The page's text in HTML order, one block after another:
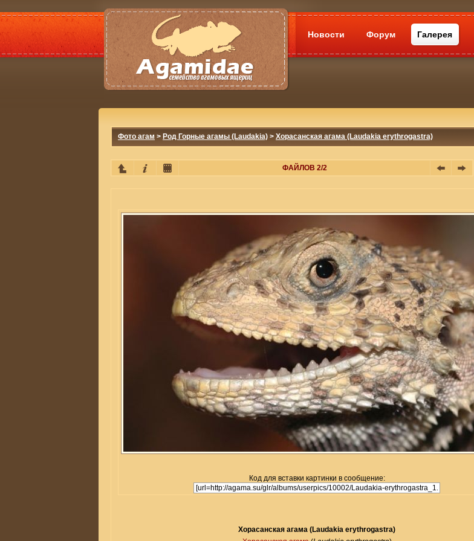
Новости Форум Галерея
Фото агам > Род Горные агамы (Laudakia) > Хорасанская агама (Laudakia erythrogastra)
ФАЙЛОВ 2/2
Код для вставки картинки в сообщение:
Хорасанская агама (Laudakia erythrogastra)